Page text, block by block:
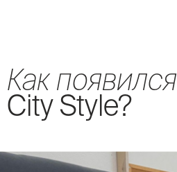
Сity Style?
Как появился